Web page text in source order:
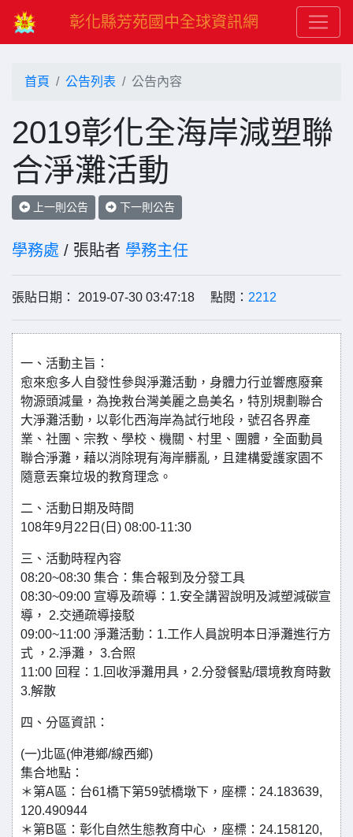
彰化縣芳苑國中全球資訊網
首頁 公告列表 公告內容
2019彰化全海岸減塑聯
合淨灘活動
上一則公告 下一則公告
學務處 / 張貼者 學務主任
張貼日期： 2019-07-30 03:47:18 點閱： 2212
一、活動主旨：
愈來愈多人自發性參與淨灘活動，身體力行並響應廢棄
物源頭減量，為挽救台灣美麗之島美名，特別規劃聯合
大淨灘活動，以彰化西海岸為試行地段，號召各界產
業、社團、宗教、學校、機關、村里、團體，全面動員
聯合淨灘，藉以消除現有海岸髒亂，且建構愛護家園不
隨意丟棄垃圾的教育理念。
二、活動日期及時間
108年9月22日(日) 08:00-11:30
三、活動時程內容
08:20~08:30 集合：集合報到及分發工具
08:30~09:00 宣導及疏導：1.安全講習說明及減塑減碳宣
導， 2.交通疏導接駁
09:00~11:00 淨灘活動：1.工作人員說明本日淨灘進行方
式 ，2.淨灘， 3.合照
11:00 回程：1.回收淨灘用具，2.分發餐點/環境教育時數
3.解散
四、分區資訊：
(一)北區(伸港鄉/線西鄉)
集合地點：
＊第A區：台61橋下第59號橋墩下，座標：24.183639,
120.490944
＊第B區：彰化自然生態教育中心 ，座標：24.158120,